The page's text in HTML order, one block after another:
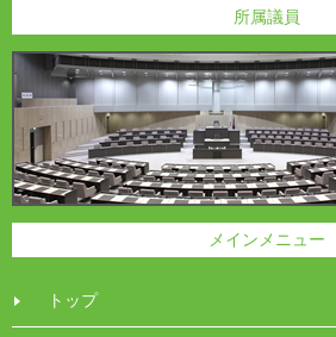
所属議員
メインメニュー
トップ